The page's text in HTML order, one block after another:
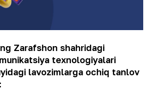
Zarafshon shahridagi
texnologiyalari
lavozimlarga ochiq tanlov